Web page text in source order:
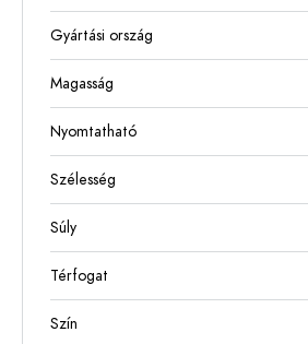
Gyártási ország
Magasság
Nyomtatható
Szélesség
Súly
Térfogat
Szín